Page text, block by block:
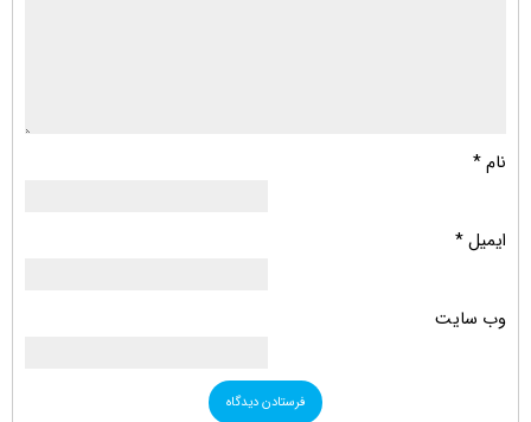
نام*
ایمیل*
وب‌ سایت